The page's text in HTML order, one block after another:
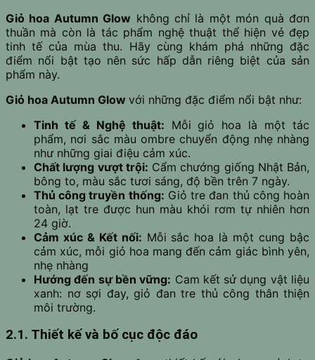
Giỏ hoa Autumn Glow không chỉ là một món quà đơn
thuần mà còn là tác phẩm nghệ thuật thể hiện vẻ đẹp
tinh tế của mùa thu. Hãy cùng khám phá những đặc
điểm nổi bật tạo nên sức hấp dẫn riêng biệt của sản
phẩm này.
Giỏ hoa Autumn Glow với những đặc điểm nổi bật như:
Tinh tế & Nghệ thuật: Mỗi giỏ hoa là một tác
phẩm, nơi sắc màu ombre chuyển động nhẹ nhàng
như những giai điệu cảm xúc.
Chất lượng vượt trội: Cẩm chướng giống Nhật Bản,
bông to, màu sắc tươi sáng, độ bền trên 7 ngày.
Thủ công truyền thống: Giỏ tre đan thủ công hoàn
toàn, lạt tre được hun màu khói rơm tự nhiên hơn
24 giờ.
Cảm xúc & Kết nối: Mỗi sắc hoa là một cung bậc
cảm xúc, mỗi giỏ hoa mang đến cảm giác bình yên,
nhẹ nhàng
Hướng đến sự bền vững: Cam kết sử dụng vật liệu
xanh: nơ sợi đay, giỏ đan tre thủ công thân thiện
môi trường.
2.1. Thiết kế và bố cục độc đáo